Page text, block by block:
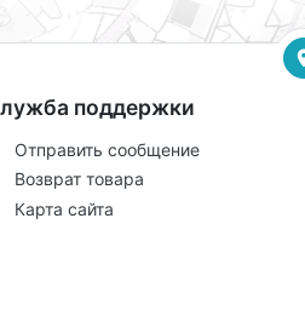
поддержки
Отправить сообщение
Возврат товара
Карта сайта